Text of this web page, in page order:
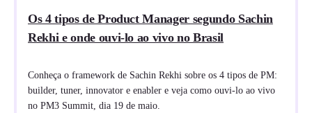
Os 4 tipos de Product Manager segundo Sachin
Rekhi e onde ouvi-lo ao vivo no Brasil
Conheça o framework de Sachin Rekhi sobre os 4 tipos de PM:
builder, tuner, innovator e enabler e veja como ouvi-lo ao vivo
no PM3 Summit, dia 19 de maio.